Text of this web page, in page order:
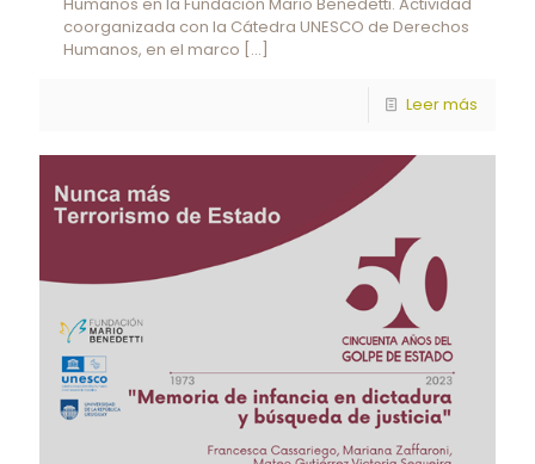
coorganizada con la Cátedra UNESCO de Derechos
Humanos, en el marco […]
Leer más